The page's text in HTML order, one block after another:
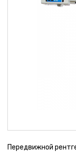
Передвижной